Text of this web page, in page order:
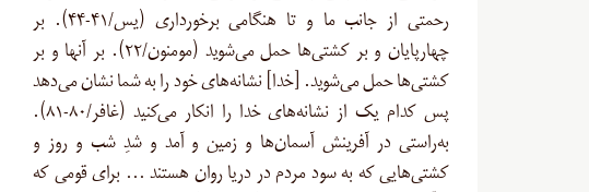
رحمتى از جانب ما و تا هنگامی برخورداری (یس/۴۱-۴۴). بر
چهارپایان و بر کشتی‌ها حمل می‌شوید (مومنون/۲۲). بر آنها و بر
کشتی‌ها حمل می‌شوید. [خدا] نشانه‌های خود را به شما نشان می‌دهد
پس کدام یک از نشانه‌های خدا را انکار می‌کنید (غافر/۸۰-۸۱).
به‌راستی در آفرینش آسمان‌ها و زمین و آمد و شدِ شب و روز و
کشتی‌هایی که به سود مردم در دریا روان هستند … برای قومی که